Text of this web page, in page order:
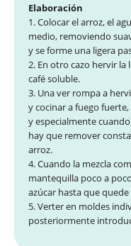
Elaboración
1. Colocar el arroz, el
medio, removiendo
y se forme una ligera
2. En otro cazo hervir
café soluble.
3. Una ver rompa a
y cocinar a fuego
y especialmente
hay que remover
arroz.
4. Cuando la mezcla
mantequilla poco a
azúcar hasta que
5. Verter en moldes
posteriormente